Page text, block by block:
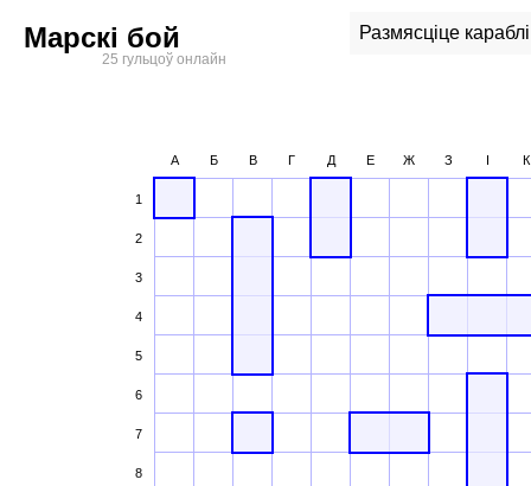
Марскі бой
25 гульцоў онлайн
Размясціце
1
А Б В Г Д E Ж З І К
2
3
4
5
6
7
8